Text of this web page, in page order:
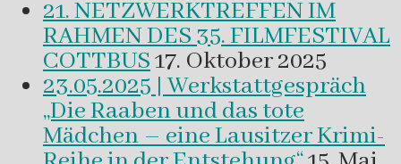
21. NETZWERKTREFFEN IM
RAHMEN DES 35. FILMFESTIVAL
COTTBUS17. Oktober 2025
23.05.2025 | Werkstattgespräch
„Die Raaben und das tote
Mädchen – eine Lausitzer Krimi-